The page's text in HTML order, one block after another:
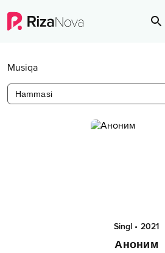
Musiqa
Hammasi
Singl • 2021
Аноним